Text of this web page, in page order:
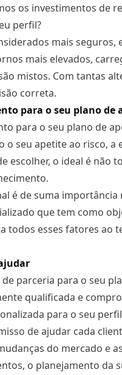
os investimentos de
perfil?
mais
mais elevados,
mistos. Com tantas
correta.
para o seu plano de
para o seu plano de
o seu apetite ao risco,
escolher, o ideal é não
é de suma importância
que tem como
todos esses fatores ao
parceria para o seu
qualificada e
para o seu
de ajudar cada
do mercado e
o planejamento da